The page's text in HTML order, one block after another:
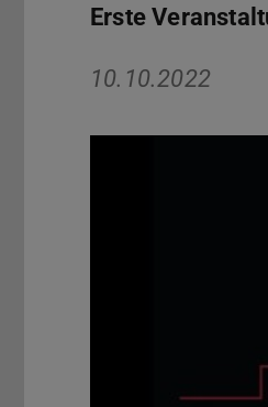
Erste
10.10.2022